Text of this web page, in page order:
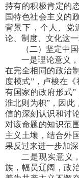
持有的积极肯定的
国特色社会主义的
背景下，个人、党
论、制度、文化这
（二）坚定中
一是理论意义
在完全相同的政治
度模式”，卢梭在
有国家的政府形式
淮北则为枳”，因此
信的深刻认识和讨
对该命题的知识范
主义土壤，结合外
果反过来进一步加
二是现实意义
族，幅员辽阔，政